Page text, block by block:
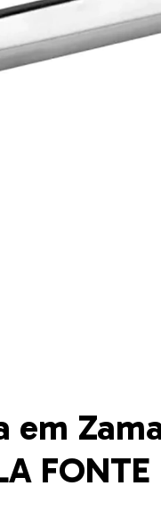
em
FONTE